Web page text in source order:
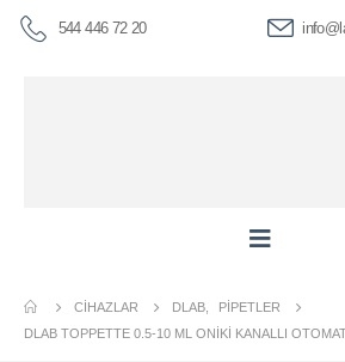
544 446 72 20
CIHAZLAR DLAB
PIPETLER
DLAB TOPPETTE 0.5-10 ΜL ONIKI KANALLI